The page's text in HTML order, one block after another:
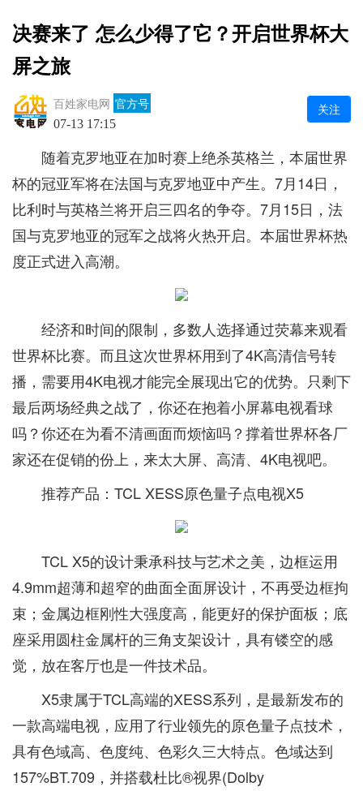
决赛来了 怎么少得了它？开启世界杯大
屏之旅
百姓家电网 官方号
07-13 17:15
关注
随着克罗地亚在加时赛上绝杀英格兰，本届世界
杯的冠亚军将在法国与克罗地亚中产生。7月14日，
比利时与英格兰将开启三四名的争夺。7月15日，法
国与克罗地亚的冠军之战将火热开启。本届世界杯热
度正式进入高潮。
经济和时间的限制，多数人选择通过荧幕来观看
世界杯比赛。而且这次世界杯用到了4K高清信号转
播，需要用4K电视才能完全展现出它的优势。只剩下
最后两场经典之战了，你还在抱着小屏幕电视看球
吗？你还在为看不清画面而烦恼吗？撑着世界杯各厂
家还在促销的份上，来太大屏、高清、4K电视吧。
推荐产品：TCL XESS原色量子点电视X5
TCL X5的设计秉承科技与艺术之美，边框运用
4.9mm超薄和超窄的曲面全面屏设计，不再受边框拘
束；金属边框刚性大强度高，能更好的保护面板；底
座采用圆柱金属杆的三角支架设计，具有镂空的感
觉，放在客厅也是一件技术品。
X5隶属于TCL高端的XESS系列，是最新发布的
一款高端电视，应用了行业领先的原色量子点技术，
具有色域高、色度纯、色彩久三大特点。色域达到
157%BT.709，并搭载杜比®视界(Dolby